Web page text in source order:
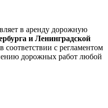
в аренду дорожную
и Ленинградской
соответствии с регламентом
дорожных работ любой